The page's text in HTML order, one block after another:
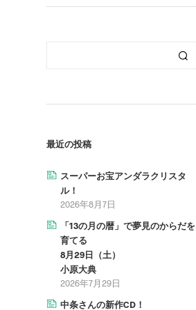
最近の投稿
スーパーお宝アンダラクリスタ
ル！
2026年8月7日
「13の月の暦」で夢見のからだを
育てる
8月29日（土）
小原大典
2026年7月29日
中条さんの新作CD！